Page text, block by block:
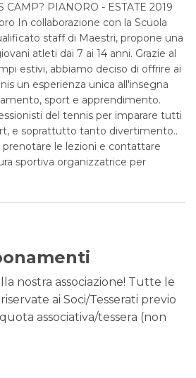
CAMP? PIANORO - ESTATE 2019
In collaborazione con la Scuola
staff di Maestri, propone una
atleti dai 7 ai 14 anni. Grazie al
estivi, abbiamo deciso di offrire ai
un esperienza unica all'insegna
sport e apprendimento.
del tennis per imparare tutti
e soprattutto tanto divertimento..
le lezioni e contattare
sportiva organizzatrice per
nostra associazione! Tutte le
ai Soci/Tesserati previo
associativa/tessera (non